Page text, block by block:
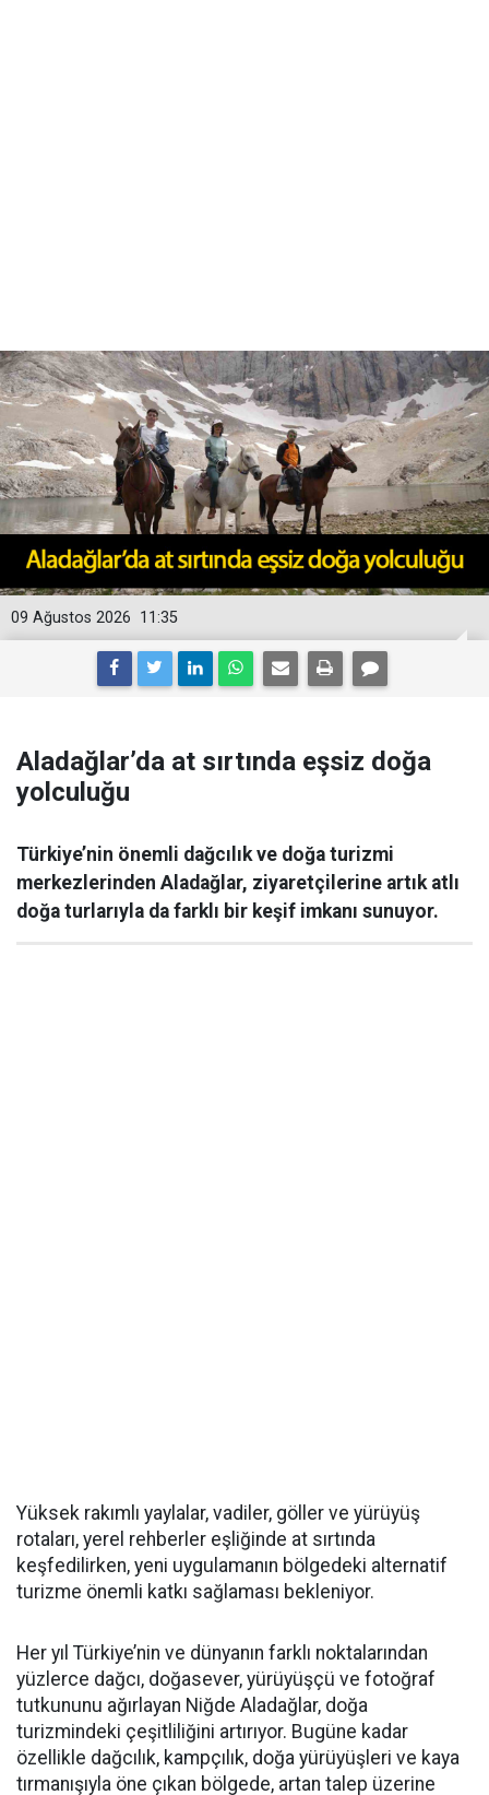
11:35
09 Ağustos 2026
Aladağlar’da at sırtında eşsiz doğa
yolculuğu
Türkiye’nin önemli dağcılık ve doğa turizmi
merkezlerinden Aladağlar, ziyaretçilerine artık atlı
doğa turlarıyla da farklı bir keşif imkanı sunuyor.
Yüksek rakımlı yaylalar, vadiler, göller ve yürüyüş
rotaları, yerel rehberler eşliğinde at sırtında
keşfedilirken, yeni uygulamanın bölgedeki alternatif
turizme önemli katkı sağlaması bekleniyor.
Her yıl Türkiye’nin ve dünyanın farklı noktalarından
yüzlerce dağcı, doğasever, yürüyüşçü ve fotoğraf
tutkununu ağırlayan Niğde Aladağlar, doğa
turizmindeki çeşitliliğini artırıyor. Bugüne kadar
özellikle dağcılık, kampçılık, doğa yürüyüşleri ve kaya
tırmanışıyla öne çıkan bölgede, artan talep üzerine